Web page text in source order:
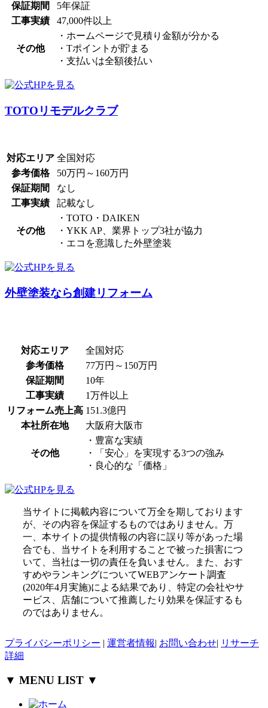
保証期間
5年保証
工事実績
47,000件以上
その他
・ホームページで見積り金額が分かる
・Tポイントが貯まる
・支払いは全額後払い
TOTOリモデルクラブ
対応エリア 全国対応
参考価格
50万円～160万円
保証期間
なし
工事実績
記載なし
その他
・TOTO・DAIKEN
・YKK AP、業界トップ3社が協力
・エコを意識した外壁塗装
外壁塗装なら創建リフォーム
対応エリア
全国対応
参考価格
77万円～150万円
保証期間
10年
工事実績
1万件以上
リフォーム売上高 151.3億円
本社所在地
大阪府大阪市
その他
・豊富な実績
・「安心」を実現する3つの強み
・良心的な「価格」
当サイトに掲載内容について万全を期しております
が、その内容を保証するものではありません。万
一、本サイトの提供情報の内容に誤り等があった場
合でも、当サイトを利用することで被った損害につ
いて、当社は一切の責任を負いません。また、おす
すめやランキングについてWEBアンケート調査
(2020年4月実施)による結果であり、特定の会社やサ
ービス、店舗について推薦したり効果を保証するも
のではありません。
プライバシーポリシー | 運営者情報| お問い合わせ| リサーチ
詳細
▼ MENU LIST ▼